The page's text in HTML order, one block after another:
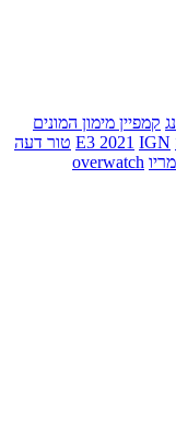
קמפיין מימון המונים
E3 2021 IGN
טור דעה
overwatch